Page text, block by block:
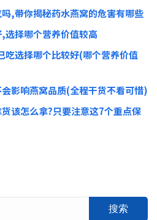
,带你揭秘药水燕窝的危害有哪些
选择哪个营养价值较高
吃选择哪个比较好(哪个营养价值
影响燕窝品质(全程干货不看可惜)
该怎么拿?只要注意这7个重点保
搜索